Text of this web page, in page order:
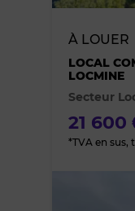
À LOUER
LOCAL
LOCMINE
Secteur
21 600
*TVA en sus,